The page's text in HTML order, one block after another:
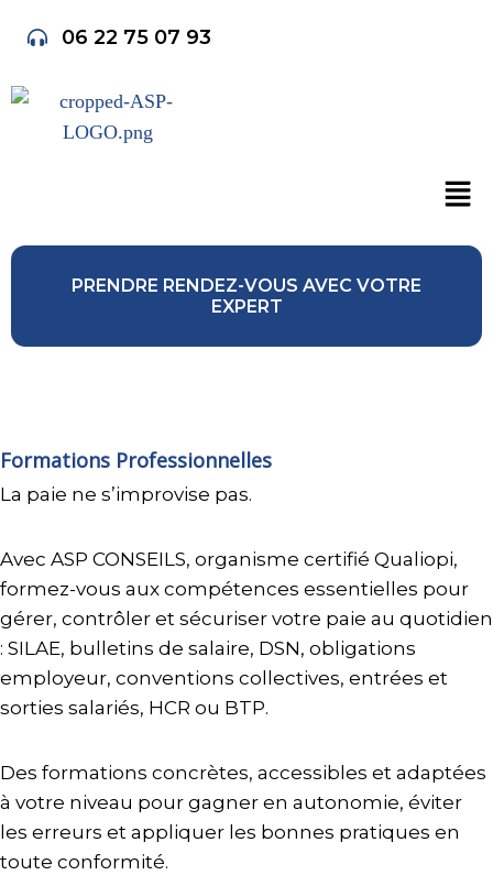
06 22 75 07 93
PRENDRE RENDEZ-VOUS AVEC VOTRE
EXPERT
Formations Professionnelles
La paie ne s’improvise pas.
Avec ASP CONSEILS, organisme certifié Qualiopi,
formez-vous aux compétences essentielles pour
gérer, contrôler et sécuriser votre paie au quotidien
: SILAE, bulletins de salaire, DSN, obligations
employeur, conventions collectives, entrées et
sorties salariés, HCR ou BTP.
Des formations concrètes, accessibles et adaptées
à votre niveau pour gagner en autonomie, éviter
les erreurs et appliquer les bonnes pratiques en
toute conformité.